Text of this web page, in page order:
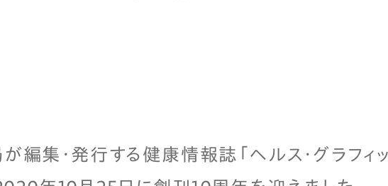
編集・発行する健康情報誌「ヘルス・グラフィ